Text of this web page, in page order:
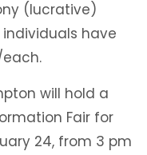
(lucrative)
individuals have
will hold a
Fair for
24, from 3 pm